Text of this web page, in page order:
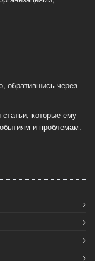
обратившись через
которые ему
и проблемам.